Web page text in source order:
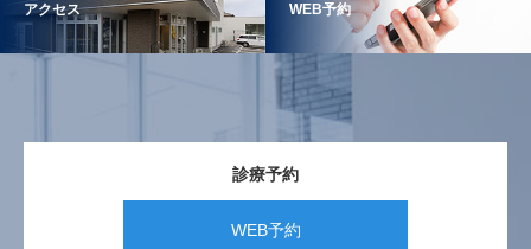
アクセス WEB予約
診療予約
WEB予約